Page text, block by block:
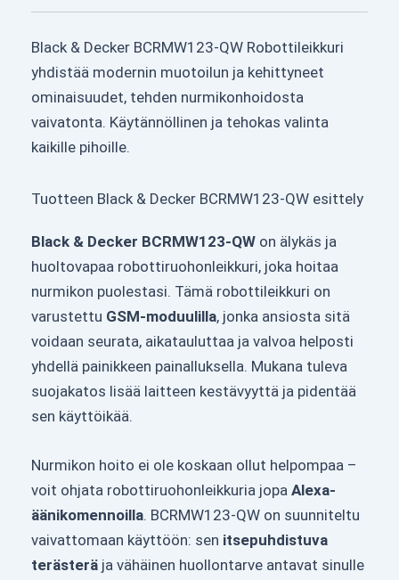
Black & Decker BCRMW123-QW Robottileikkuri
yhdistää modernin muotoilun ja kehittyneet
ominaisuudet, tehden nurmikonhoidosta
vaivatonta. Käytännöllinen ja tehokas valinta
kaikille pihoille.
Tuotteen Black & Decker BCRMW123-QW esittely
Black & Decker BCRMW123-QW on älykäs ja
huoltovapaa robottiruohonleikkuri, joka hoitaa
nurmikon puolestasi. Tämä robottileikkuri on
varustettu GSM-moduulilla, jonka ansiosta sitä
voidaan seurata, aikatauluttaa ja valvoa helposti
yhdellä painikkeen painalluksella. Mukana tuleva
suojakatos lisää laitteen kestävyyttä ja pidentää
sen käyttöikää.
Nurmikon hoito ei ole koskaan ollut helpompaa –
voit ohjata robottiruohonleikkuria jopa Alexa-
äänikomennoilla. BCRMW123-QW on suunniteltu
vaivattomaan käyttöön: sen itsepuhdistuva
terästerä ja vähäinen huollontarve antavat sinulle